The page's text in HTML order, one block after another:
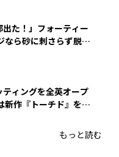
出た！」フォーティー
なら砂に刺さらず脱出
ィングを全英オープ
新作『トーチド』を投
もっと読む